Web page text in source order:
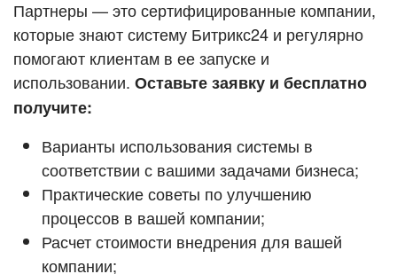
ВХОД
ВХОД
Смотреть видеокейсы
Партнеры — это сертифицированные компании,
которые знают систему Битрикс24 и регулярно
помогают клиентам в ее запуске и
использовании. Оставьте заявку и бесплатно
получите:
Варианты использования системы в
соответствии с вашими задачами бизнеса;
Практические советы по улучшению
процессов в вашей компании;
Расчет стоимости внедрения для вашей
компании;